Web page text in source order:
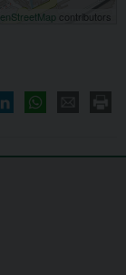
contributors